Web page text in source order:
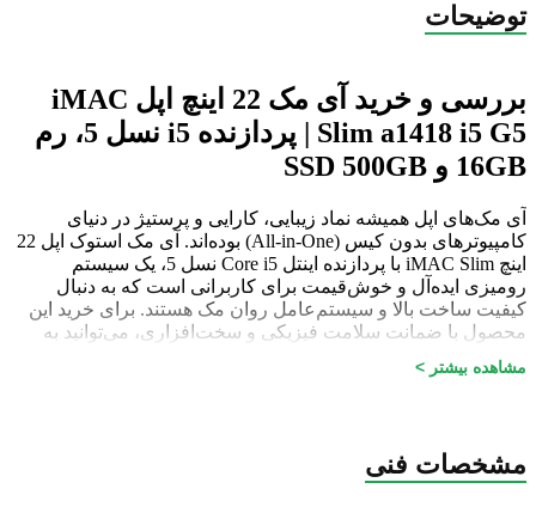
توضیحات
بررسی و خرید آی مک 22 اینچ اپل iMAC
Slim a1418 i5 G5 | پردازنده i5 نسل 5، رم
16GB و SSD 500GB
آی مک‌های اپل همیشه نماد زیبایی، کارایی و پرستیژ در دنیای
کامپیوترهای بدون کیس (All-in-One) بوده‌اند. آی مک استوک اپل 22
اینچ iMAC Slim با پردازنده اینتل Core i5 نسل 5، یک سیستم
رومیزی ایده‌آل و خوش‌قیمت برای کاربرانی است که به دنبال
کیفیت ساخت بالا و سیستم‌عامل روان مک هستند. برای خرید این
محصول با ضمانت سلامت فیزیکی و سخت‌افزاری، می‌توانید به
فروشگاه اینترنتی
برای انجام امور روزمره، اداری و وب‌گردی عملکرد بسیار خوبی
مشاهده بیشتر >
مشخصات فنی